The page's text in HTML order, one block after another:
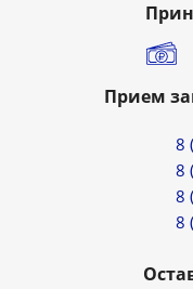
Прием
8
8
8
8